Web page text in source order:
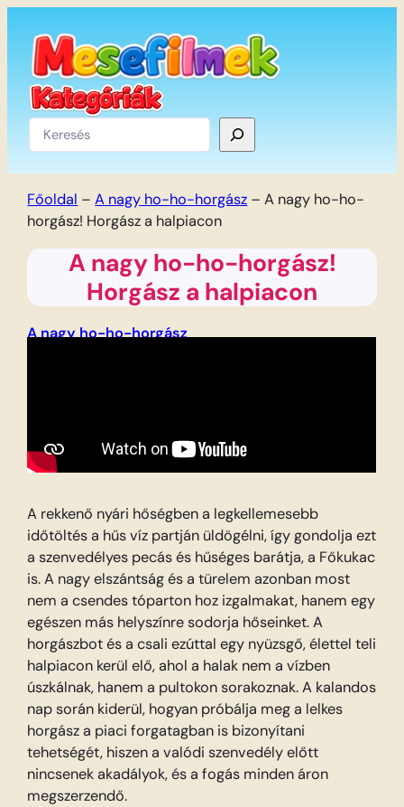
tartalomhoz
Keresés
Főoldal –A nagy ho-ho-horgász –A nagy ho-ho-
horgász! Horgász a halpiacon
A nagy ho-ho-horgász!
Horgász a halpiacon
A nagy ho-ho-horgász
A rekkenő nyári hőségben a legkellemesebb
időtöltés a hűs víz partján üldögélni, így gondolja ezt
a szenvedélyes pecás és hűséges barátja, a Főkukac
is. A nagy elszántság és a türelem azonban most
nem a csendes tóparton hoz izgalmakat, hanem egy
egészen más helyszínre sodorja hőseinket. A
horgászbot és a csali ezúttal egy nyüzsgő, élettel teli
halpiacon kerül elő, ahol a halak nem a vízben
úszkálnak, hanem a pultokon sorakoznak. A kalandos
nap során kiderül, hogyan próbálja meg a lelkes
horgász a piaci forgatagban is bizonyítani
tehetségét, hiszen a valódi szenvedély előtt
nincsenek akadályok, és a fogás minden áron
megszerzendő.